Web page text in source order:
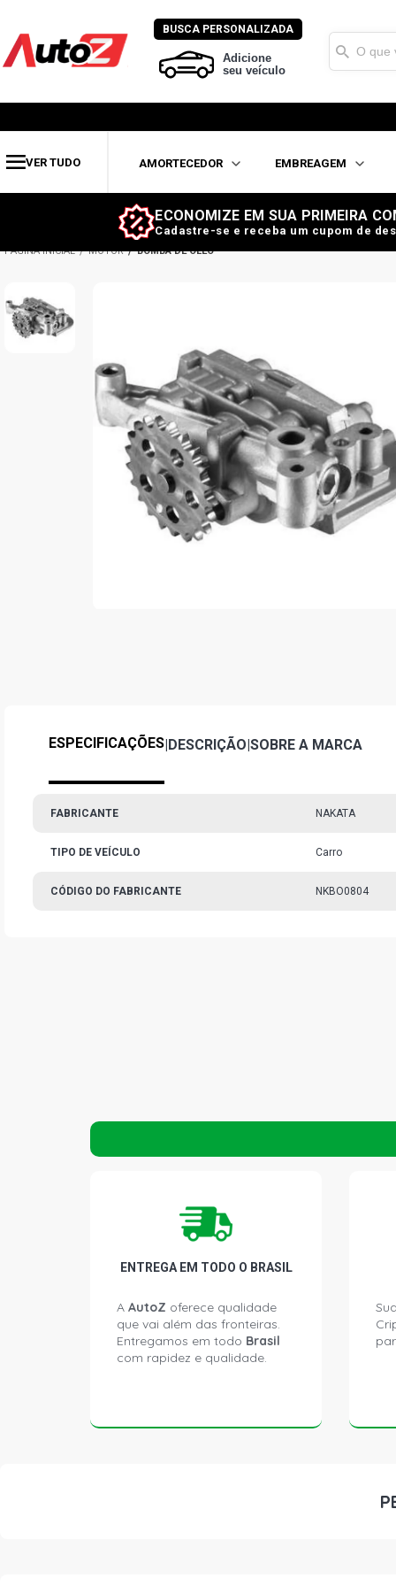
BUSCA PERSONALIZADA
Adicione
seu veículo
VER TUDO AMORTECEDOR EMBREAGEM
ECONOMIZE EM SUA PRIMEIRA
Cadastre-se e receba um cupom de
MOTOR BOMBA DE ÓLEO
ESPECIFICAÇÕES|DESCRIÇÃO|SOBRE A MARCA
FABRICANTE NAKATA
TIPO DE VEÍCULO Carro
CÓDIGO DO FABRICANTE NKBO0804
ENTREGA EM TODO O BRASIL
A AutoZ oferece qualidade
que vai além das fronteiras.
Entregamos em todo Brasil
com rapidez e qualidade.